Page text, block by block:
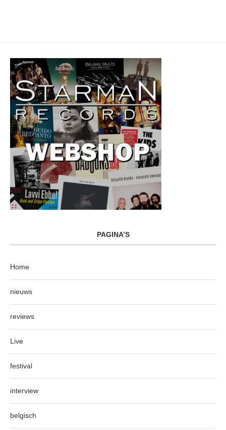
PAGINA’S
Home
nieuws
reviews
Live
festival
interview
belgisch